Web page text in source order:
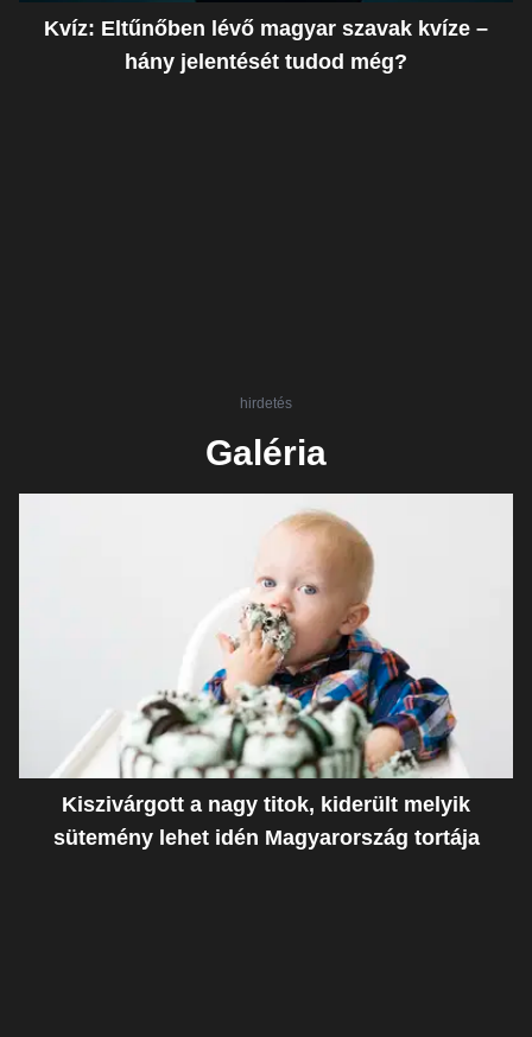
Kvíz: Eltűnőben lévő magyar szavak kvíze –
hány jelentését tudod még?
hirdetés
Galéria
Kiszivárgott a nagy titok, kiderült melyik
sütemény lehet idén Magyarország tortája